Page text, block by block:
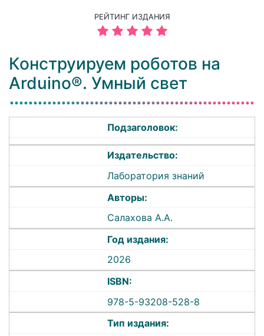
РЕЙТИНГ ИЗДАНИЯ
Конструируем роботов на
Arduino®. Умный свет
Подзаголовок:
Издательство:
Лаборатория знаний
Авторы:
Салахова А.А.
Год издания:
2026
ISBN:
978-5-93208-528-8
Тип издания: